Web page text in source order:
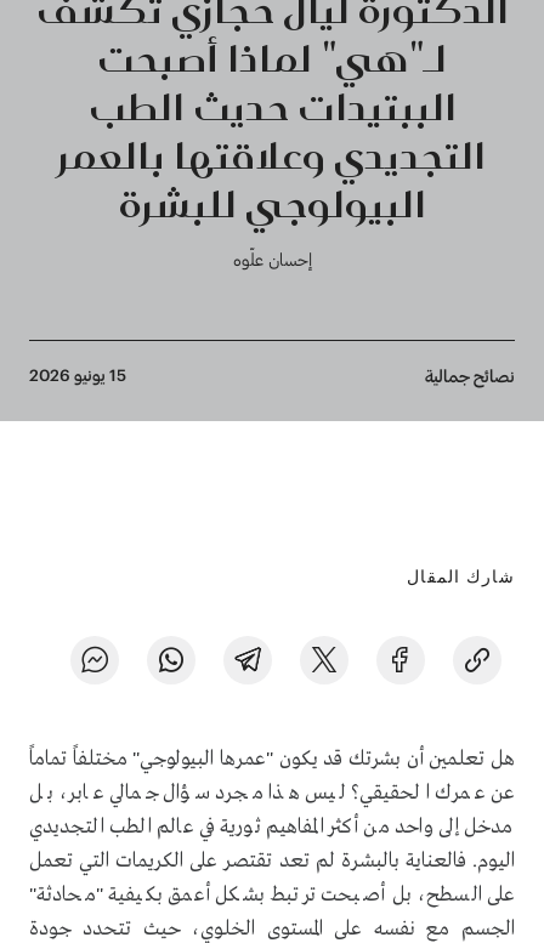
لـ"هي" لماذا أصبحت
الببتيدات حديث الطب
التجديدي وعلاقتها بالعمر
البيولوجي للبشرة
إحسان علّوه
Breadcrumb
نصائح جمالية 15 يونيو 2026
شارك المقال
هل تعلمين أن بشرتك قد يكون "عمرها البيولوجي" مختلفاً تماماً
عن عمرك الحقيقي؟ ليس هذا مجرد سؤال جمالي عابر، بل
مدخل إلى واحد من أكثر المفاهيم ثورية في عالم الطب التجديدي
اليوم. فالعناية بالبشرة لم تعد تقتصر على الكريمات التي تعمل
على السطح، بل أصبحت ترتبط بشكل أعمق بكيفية "محادثة"
الجسم مع نفسه على المستوى الخلوي، حيث تتحدد جودة